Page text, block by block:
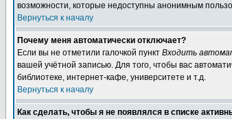
возможности, которые недоступны анонимным
Вернуться к началу
Почему меня автоматически отключает?
Если вы не отметили галочкой пункт Входить
вашей учётной записью. Для того, чтобы вас
библиотеке, интернет-кафе, университете и т.д.
Вернуться к началу
Как сделать, чтобы я не появлялся в списке